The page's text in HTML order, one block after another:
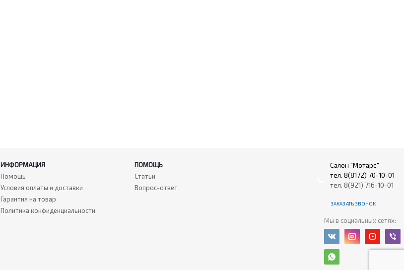
ИНФОРМАЦИЯ
ПОМОЩЬ
Помощь
Условия оплаты и доставки
Гарантия на товар
Политика конфиденциальности
Статьи
Вопрос-ответ
Салон "Мотарс"
тел. 8(8172) 70-10-01
тел. 8(921) 716-10-01
ЗАКАЗАТЬ ЗВОНОК
Мы в социальных сетях: